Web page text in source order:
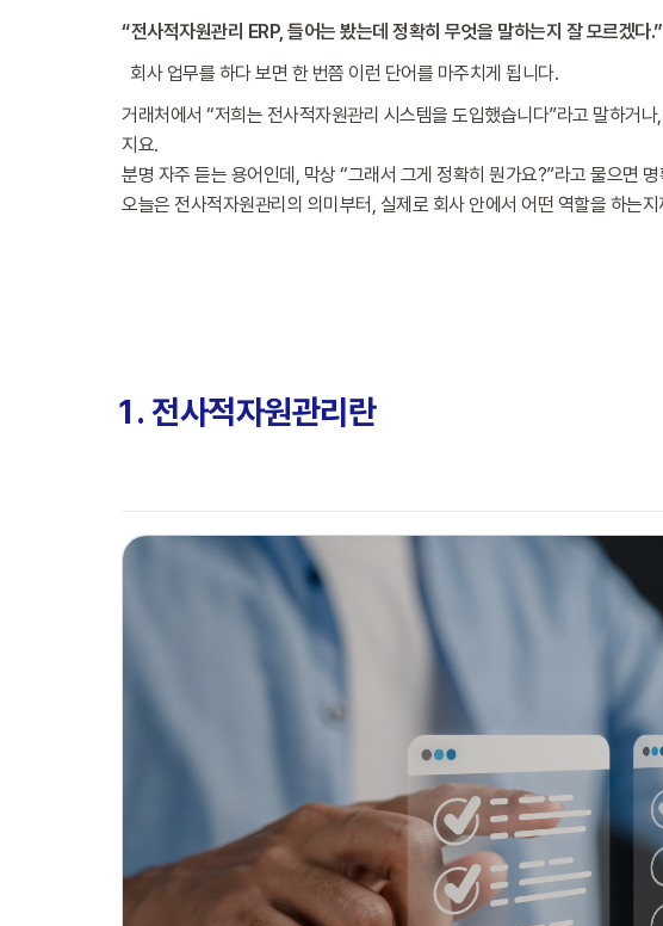
“전사적자원관리 ERP, 들어는 봤는데 정확히 무엇을 말하는지 잘 모르겠다.”
회사 업무를 하다 보면 한 번쯤 이런 단어를 마주치게 됩니다.
거래처에서 “저희는 전사적자원관리 시스템을 도입했습니다”라고 말하거
지요.
분명 자주 듣는 용어인데, 막상 “그래서 그게 정확히 뭔가요?”라고 물으면
오늘은 전사적자원관리의 의미부터, 실제로 회사 안에서 어떤 역할을 하는
전사적자원관리란